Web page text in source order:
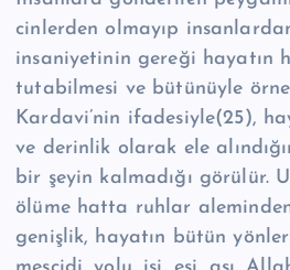
cinlerden olmayıp
insaniyetinin gereği hayatın
tutabilmesi ve bütünüyle
Kardavi’nin ifadesiyle(25),
ve derinlik olarak ele
bir şeyin kalmadığı görülür.
ölüme hatta ruhlar
genişlik, hayatın bütün